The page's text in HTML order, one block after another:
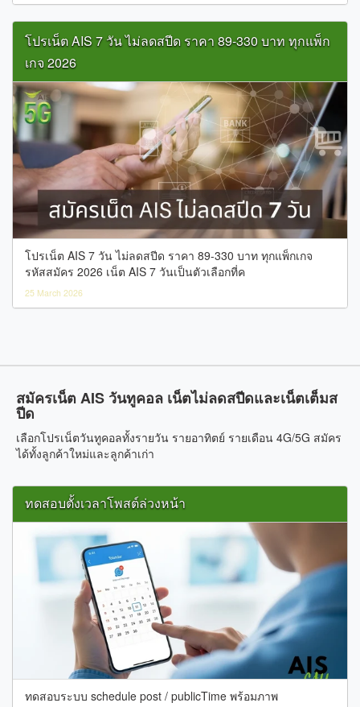
โปรเน็ต AIS 7 วัน ไม่ลดสปีด ราคา 89-330 บาท ทุกแพ็ก
เกจ 2026
โปรเน็ต AIS 7 วัน ไม่ลดสปีด ราคา 89-330 บาท ทุกแพ็กเกจ
รหัสสมัคร 2026 เน็ต AIS 7 วันเป็นตัวเลือกที่ค
25 March 2026
สมัครเน็ต AIS วันทูคอล เน็ตไม่ลดสปีดและเน็ตเต็มส
ปีด
เลือกโปรเน็ตวันทูคอลทั้งรายวัน รายอาทิตย์ รายเดือน 4G/5G สมัคร
ได้ทั้งลูกค้าใหม่และลูกค้าเก่า
ทดสอบตั้งเวลาโพสต์ล่วงหน้า
ทดสอบระบบ schedule post / publicTime พร้อมภาพ